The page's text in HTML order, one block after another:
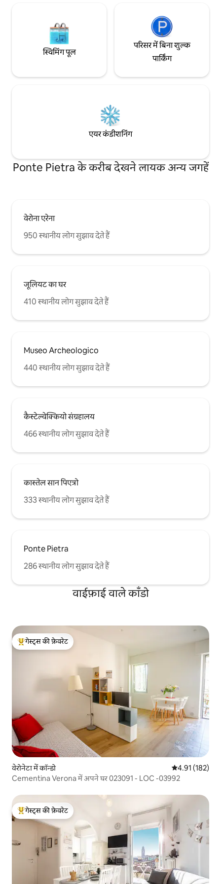
और प्रेमियों के शहर में आपके शानदार प्रवास का
स्विमिंग पूल
परिसर में बिना शुल्क
पार्किंग
एयर कंडीशनिंग
Ponte Pietra के करीब देखने लायक अन्य जगहें
वेरोना एरेना
950 स्थानीय लोग सुझाव देते हैं
जूलियट का घर
410 स्थानीय लोग सुझाव देते हैं
Museo Archeologico
440 स्थानीय लोग सुझाव देते हैं
कैस्टेल्वेक्कियो संग्रहालय
466 स्थानीय लोग सुझाव देते हैं
कास्तेल सान पिएत्रो
333 स्थानीय लोग सुझाव देते हैं
Ponte Pietra
286 स्थानीय लोग सुझाव देते हैं
वाईफ़ाई वाले काँडो
गेस्ट्स का टॉप फ़ेवरेट
गेस्ट्स की फ़ेवरेट
वेरोनेटा में कॉन्डो औसत रेटिंग 5 में से
4.91 (182)
Cementina Verona में अपने घर 023091 - LOC -03992
गेस्ट्स का टॉप फ़ेवरेट
गेस्ट्स की फ़ेवरेट